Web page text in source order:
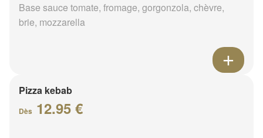
Base sauce tomate, fromage, gorgonzola, chèvre,
brie, mozzarella
Pizza kebab
Dès 12.95 €